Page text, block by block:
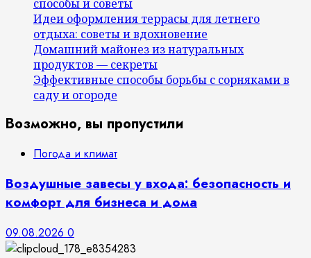
способы и советы
Идеи оформления террасы для летнего
отдыха: советы и вдохновение
Домашний майонез из натуральных
продуктов — секреты
Эффективные способы борьбы с сорняками в
саду и огороде
Возможно, вы пропустили
Погода и климат
Воздушные завесы у входа: безопасность и
комфорт для бизнеса и дома
09.08.2026 0